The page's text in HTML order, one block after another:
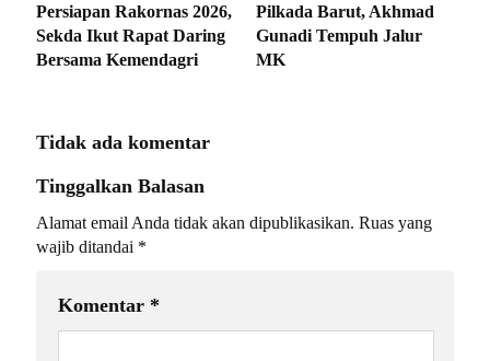
Persiapan Rakornas 2026,
Sekda Ikut Rapat Daring
Bersama Kemendagri
Pilkada Barut, Akhmad
Gunadi Tempuh Jalur
MK
Tidak ada komentar
Tinggalkan Balasan
Alamat email Anda tidak akan dipublikasikan. Ruas yang
wajib ditandai *
Komentar *